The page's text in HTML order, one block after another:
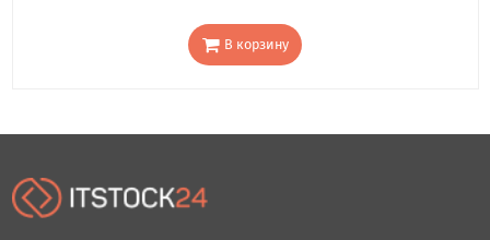
В корзину